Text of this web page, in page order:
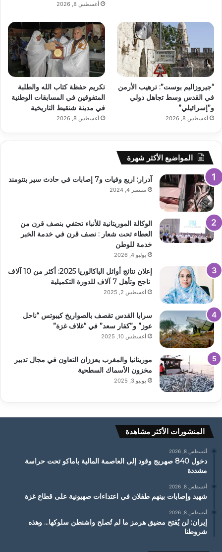
أغسطس 8, 2026
“جيروزاليم بوست”: ترهيب الأرمن
في القدس وسط تجاهل دولي
و”إسرائيلي”
أغسطس 8, 2026
تكريم حفظة كتاب الله والطلبة
المتفوقين في المسابقات الوطنية
في مدينة شنقيط التاريخية
أغسطس 8, 2026
المواضيع الأكثر شهرة
آدرار: اربع وفيات و7 إصابات في حادث سير بتنومند
سبتمبر 4, 2024
الوكالة الموريتانية للأنباء تحتفي بنصف قرن من
العطاء تحت شعار : نصف قرن في خدمة الخبر
خدمة للوطن
يوليو 4, 2026
إعلان نتائج أوائل الباكالوريا 2025: أكثر من 10 آلاف
ناجح وتأهل 7 آلاف للدورة التكميلية
أغسطس 2, 2025
سرايا القدس تقصف بالصواريخ كيبوتس “ناحل
عوز” و”كفار سعد” في “غلاف غزة”
أغسطس 10, 2025
موريتانيا والمغرب يعززان التعاون في مجال تدبير
مخزون الأسماك السطحية
يونيو 3, 2025
المنشورات الأكثر مشاهدة
أغسطس 8, 2026
دخول 840 صهريج وقود إلى العاصمة المالية باماكو تحت حراسة
مشددة
أغسطس 8, 2026
شهيد وإصابات بينهم طفلان في اعتداءات صهيونية على قطاع غزة
أغسطس 8, 2026
إيران: لن يُفتح مضيق هرمز ما لم تُصلح واشنطن سلوكها… وهذه
شروطنا